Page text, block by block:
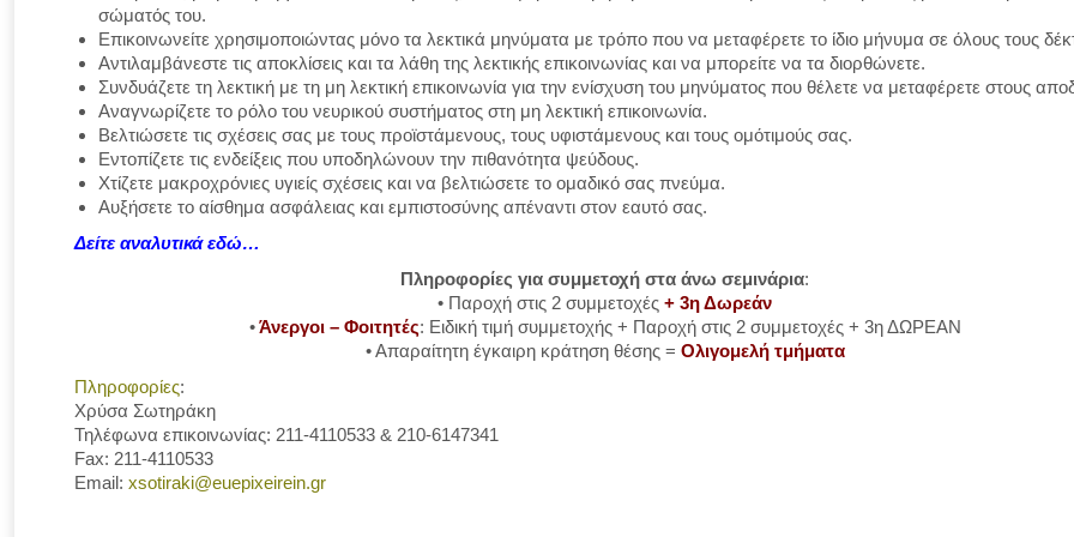
σώματός του.
Επικοινωνείτε χρησιμοποιώντας μόνο τα λεκτικά μηνύματα με τρόπο που να μεταφέρετε το ίδιο μήνυμα σε όλους τους
Αντιλαμβάνεστε τις αποκλίσεις και τα λάθη της λεκτικής επικοινωνίας και να μπορείτε να τα διορθώνετε.
Συνδυάζετε τη λεκτική με τη μη λεκτική επικοινωνία για την ενίσχυση του μηνύματος που θέλετε να μεταφέρετε στους
Αναγνωρίζετε το ρόλο του νευρικού συστήματος στη μη λεκτική επικοινωνία.
Βελτιώσετε τις σχέσεις σας με τους προϊστάμενους, τους υφιστάμενους και τους ομότιμούς σας.
Εντοπίζετε τις ενδείξεις που υποδηλώνουν την πιθανότητα ψεύδους.
Χτίζετε μακροχρόνιες υγιείς σχέσεις και να βελτιώσετε το ομαδικό σας πνεύμα.
Αυξήσετε το αίσθημα ασφάλειας και εμπιστοσύνης απέναντι στον εαυτό σας.
Δείτε αναλυτικά εδώ…
Πληροφορίες για συμμετοχή στα άνω σεμινάρια:
• Παροχή στις 2 συμμετοχές + 3η Δωρεάν
•Άνεργοι – Φοιτητές: Ειδική τιμή συμμετοχής + Παροχή στις 2 συμμετοχές + 3η ΔΩΡΕΑΝ
• Απαραίτητη έγκαιρη κράτηση θέσης = Ολιγομελή τμήματα
Πληροφορίες:
Χρύσα Σωτηράκη
Τηλέφωνα επικοινωνίας: 211-4110533 & 210-6147341
Fax: 211-4110533
Email: xsotiraki@euepixeirein.gr